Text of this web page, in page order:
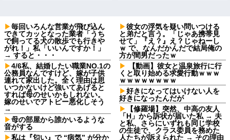
毎回いろんな営業が飛び込ん
できてカッとなった業者「うち
で飼ってる犬の散歩でも行きや
がれ！」私「いいんですか！」
→ すると・・・
4/6私、結婚したい職業NO.1の
公務員なんですけど、嫁が子供
連れて家出した。全く理由は思
いつかないけど強いてあげると
すれば母のせいかもしれない。
嫁のせいでアトピー悪化しそう
→
母の部屋から誰かいるような
音がする
私は『匂い』で “病気” が分か
彼女の浮気を疑い問いつける
と弟だと言う。「じゃあ携帯見
せて」『え？』え？じゃねーし
ｗ で、なんだかんだで結局俺の
方が間男だったｗ
【動画】彼女と温泉旅行に行
くと取り始める求愛行動ｗｗｗ
ｗｗｗｗｗｗｗｗ
好きになってはいけない人を
好きになったんだが
【修羅場】突然、中高の友人
「H」から訴状が届いた私 → 夫
と私、さらにいずれも同じ学校
の生徒で、クラス委員を務めた
人たちが訴えられた → その理由